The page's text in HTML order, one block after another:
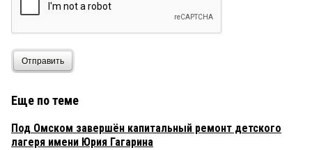
Отправить
Еще по теме
Под Омском завершён капитальный ремонт детского
лагеря имени Юрия Гагарина